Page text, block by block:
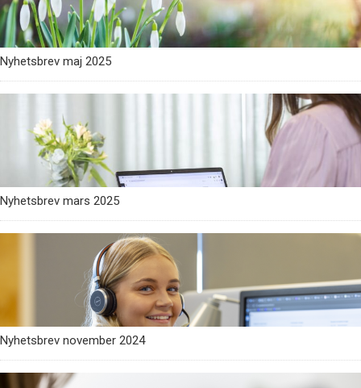
Nyhetsbrev maj 2025
Nyhetsbrev mars 2025
Nyhetsbrev november 2024